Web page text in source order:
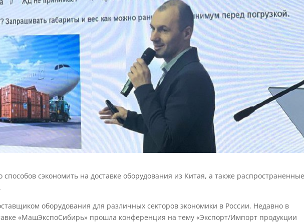
способов сэкономить на доставке оборудования из Китая, а также
оборудования для различных секторов экономики в России. Недавно в
«МашЭкспоСибирь» прошла конференция на тему «Экспорт/Импорт продукции